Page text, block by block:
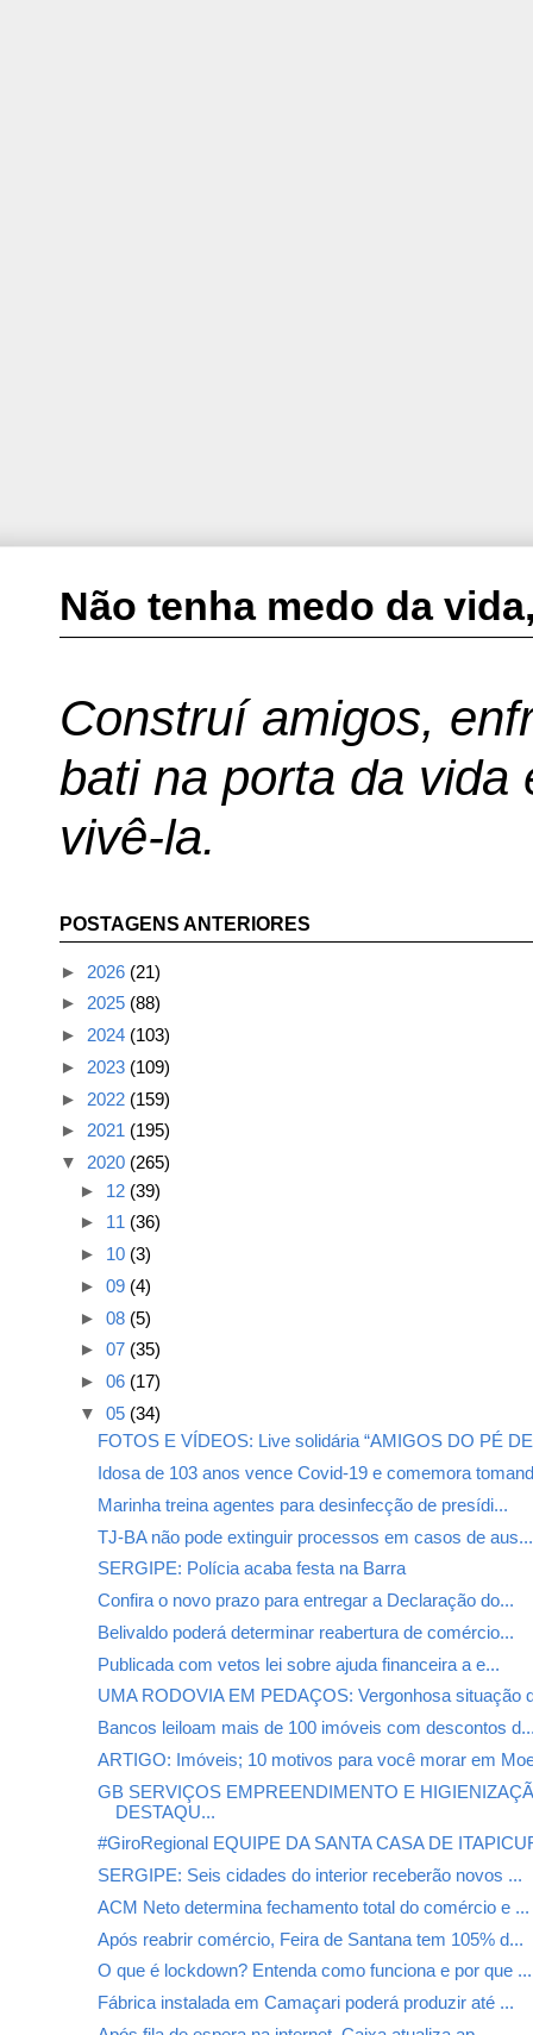
Não tenha medo da
Construí amigos,
bati na porta da vida
vivê-la.
POSTAGENS ANTERIORES
► 2026 (21)
► 2025 (88)
► 2024 (103)
► 2023 (109)
► 2022 (159)
► 2021 (195)
▼ 2020 (265)
► 12 (39)
► 11 (36)
► 10 (3)
► 09 (4)
► 08 (5)
► 07 (35)
► 06 (17)
▼ 05 (34)
FOTOS E VÍDEOS: Live solidária “AMIGOS DO PÉ
Idosa de 103 anos vence Covid-19 e comemora
Marinha treina agentes para desinfecção de presídi...
TJ-BA não pode extinguir processos em casos de aus...
SERGIPE: Polícia acaba festa na Barra
Confira o novo prazo para entregar a Declaração do...
Belivaldo poderá determinar reabertura de comércio...
Publicada com vetos lei sobre ajuda financeira a e...
UMA RODOVIA EM PEDAÇOS: Vergonhosa situação
Bancos leiloam mais de 100 imóveis com descontos
ARTIGO: Imóveis; 10 motivos para você morar em
GB SERVIÇOS EMPREENDIMENTO E
DESTAQU...
#GiroRegional EQUIPE DA SANTA CASA DE
SERGIPE: Seis cidades do interior receberão novos ...
ACM Neto determina fechamento total do comércio e ...
Após reabrir comércio, Feira de Santana tem 105% d...
O que é lockdown? Entenda como funciona e por que ...
Fábrica instalada em Camaçari poderá produzir até ...